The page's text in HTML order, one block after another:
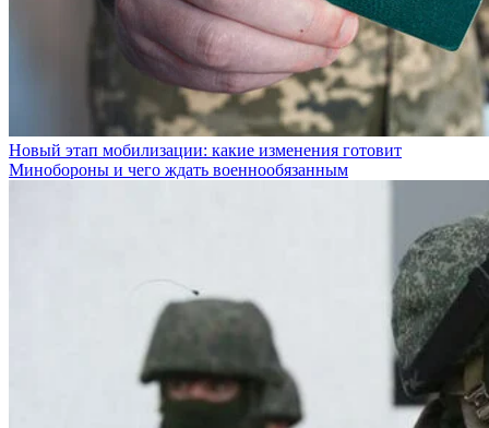
Новый этап мобилизации: какие изменения готовит
Минобороны и чего ждать военнообязанным